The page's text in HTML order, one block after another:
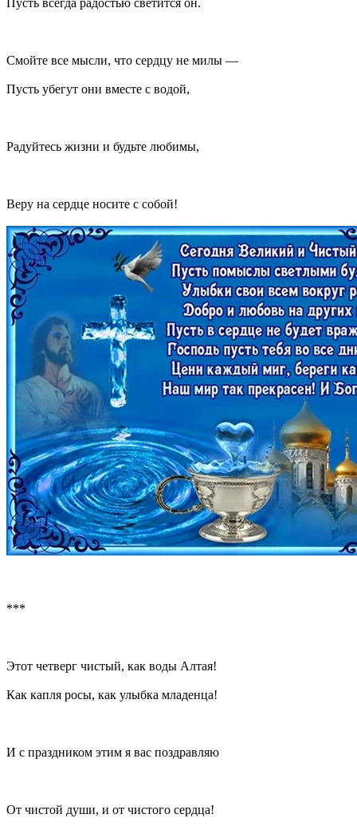
Смойте все мысли, что сердцу не милы —
Пусть убегут они вместе с водой,
Радуйтесь жизни и будьте любимы,
Веру на сердце носите с собой!
***
Этот четверг чистый, как воды Алтая!
Как капля росы, как улыбка младенца!
И с праздником этим я вас поздравляю
От чистой души, и от чистого сердца!